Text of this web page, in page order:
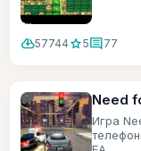
cloud_download57744 star5comment77
Need
Игра